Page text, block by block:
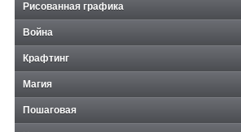
Рисованная графика
Война
Крафтинг
Магия
Пошаговая